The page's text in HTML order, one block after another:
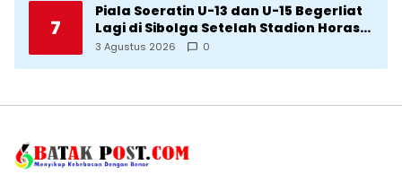
7
Piala Soeratin U-13 dan U-15 Begerliat
Lagi di Sibolga Setelah Stadion Horas
Direvitalisasi Wali Kota
3 Agustus 2026 0